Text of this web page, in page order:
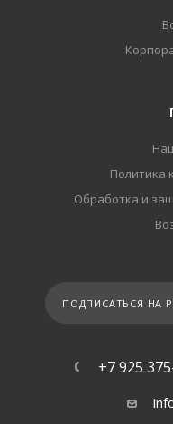
Политика
Обработка и
ПОДПИСАТЬСЯ НА
+7 925